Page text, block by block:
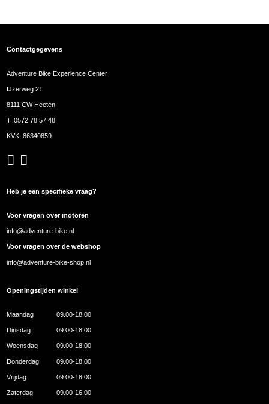
Contactgegevens
Adventure Bike Experience Center
IJzerweg 21
8111 CW Heeten
T:0572 78 57 48
KVK: 86340859
Heb je een specifieke vraag?
Voor vragen over motoren
info@adventure-bike.nl
Voor vragen over de webshop
info@adventure-bike-shop.nl
Openingstijden winkel
Maandag 09.00-18.00
Dinsdag 09.00-18.00
Woensdag 09.00-18.00
Donderdag 09.00-18.00
Vrijdag 09.00-18.00
Zaterdag 09.00-16.00